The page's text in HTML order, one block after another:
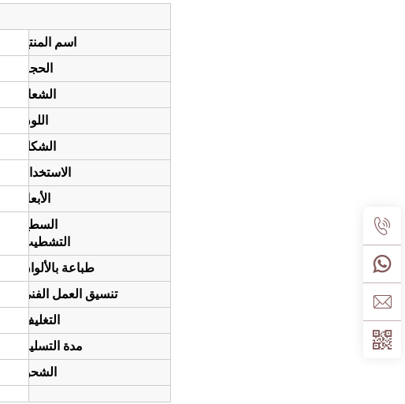
اسم المنتج
الحجم
الشعار
اللون
الشكل
الاستخدام
الأبعاد
السطح
التشطيب
طباعة بالألوان
تنسيق العمل الفني
التغليف
مدة التسليم
الشحن